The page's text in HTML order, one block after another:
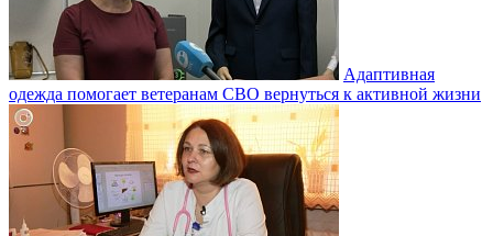
Адаптивная
одежда помогает ветеранам СВО вернуться к активной жизни